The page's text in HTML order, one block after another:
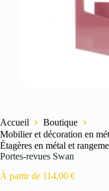
Accueil
Boutique
Mobilier et décoration en
Étagères en métal et
Portes-revues Swan
À partir de 114,00 €